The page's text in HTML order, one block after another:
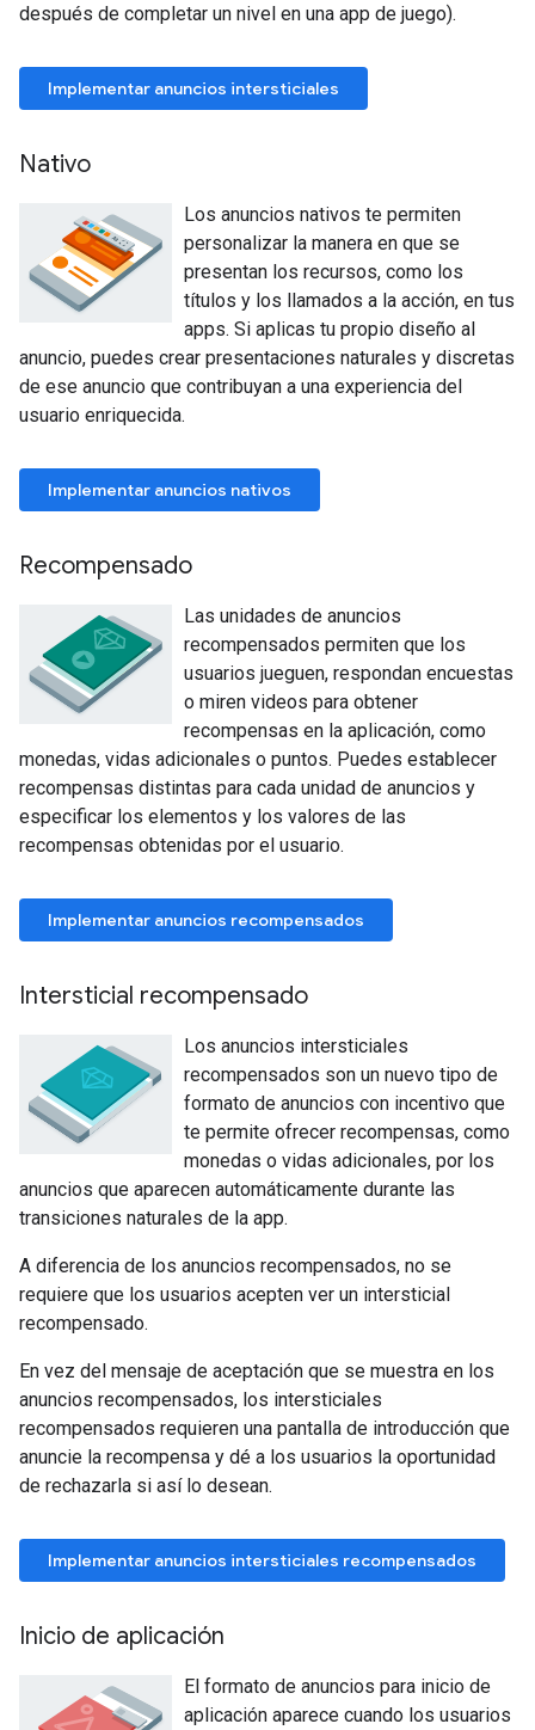
después de completar un nivel en una app de juego).
Implementar anuncios intersticiales
Nativo
Los anuncios nativos te permiten
personalizar la manera en que se
presentan los recursos, como los
títulos y los llamados a la acción, en tus
apps. Si aplicas tu propio diseño al
anuncio, puedes crear presentaciones naturales y discretas
de ese anuncio que contribuyan a una experiencia del
usuario enriquecida.
Implementar anuncios nativos
Recompensado
Las unidades de anuncios
recompensados permiten que los
usuarios jueguen, respondan encuestas
o miren videos para obtener
recompensas en la aplicación, como
monedas, vidas adicionales o puntos. Puedes establecer
recompensas distintas para cada unidad de anuncios y
especificar los elementos y los valores de las
recompensas obtenidas por el usuario.
Implementar anuncios recompensados
Intersticial recompensado
Los anuncios intersticiales
recompensados son un nuevo tipo de
formato de anuncios con incentivo que
te permite ofrecer recompensas, como
monedas o vidas adicionales, por los
anuncios que aparecen automáticamente durante las
transiciones naturales de la app.
A diferencia de los anuncios recompensados, no se
requiere que los usuarios acepten ver un intersticial
recompensado.
En vez del mensaje de aceptación que se muestra en los
anuncios recompensados, los intersticiales
recompensados requieren una pantalla de introducción que
anuncie la recompensa y dé a los usuarios la oportunidad
de rechazarla si así lo desean.
Implementar anuncios intersticiales recompensados
Inicio de aplicación
El formato de anuncios para inicio de
aplicación aparece cuando los usuarios